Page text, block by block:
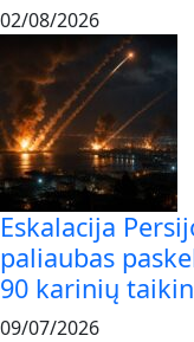
02/08/2026
Eskalacija
paliaubas
90 karinių
09/07/2026